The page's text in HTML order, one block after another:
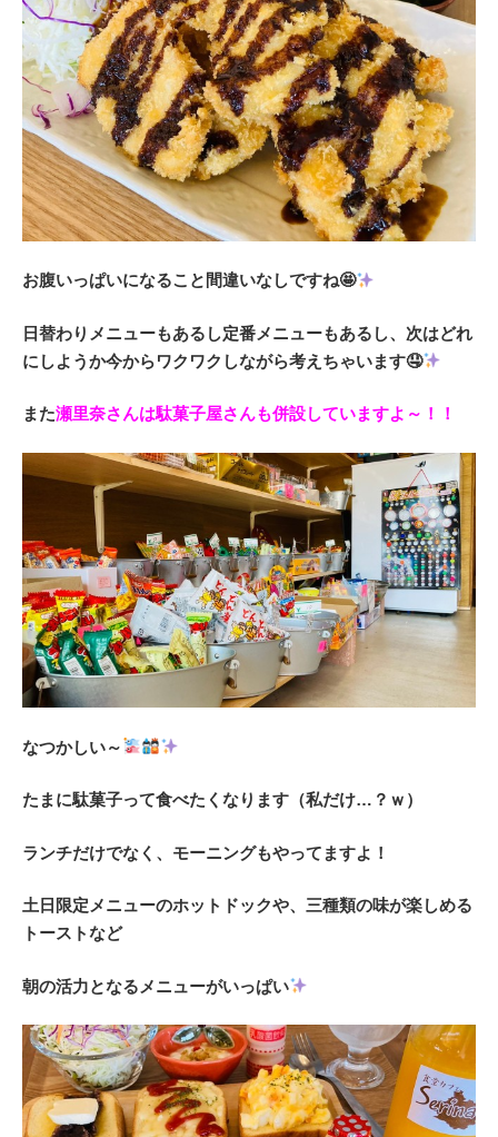
お腹いっぱいになること間違いなしですね🤩
日替わりメニューもあるし定番メニューもあるし、次はどれ
にしようか今からワクワクしながら考えちゃいます🤤
また瀬里奈さんは駄菓子屋さんも併設していますよ～！！
なつかしい～
たまに駄菓子って食べたくなります（私だけ…？ｗ）
ランチだけでなく、モーニングもやってますよ！
土日限定メニューのホットドックや、三種類の味が楽しめる
トーストなど
朝の活力となるメニューがいっぱい